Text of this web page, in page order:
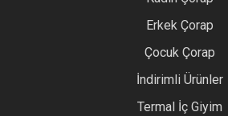
Erkek Çorap
Çocuk Çorap
İndirimli Ürünler
Termal İç Giyim